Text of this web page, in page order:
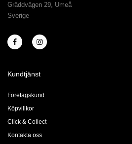
Gräddvägen 29, Umeå
Sverige
Kundtjänst
Företagskund
Köpvillkor
Click & Collect
Kontakta oss